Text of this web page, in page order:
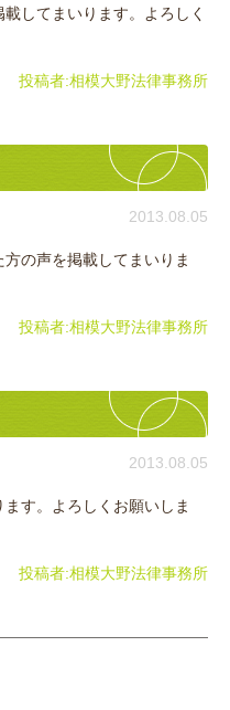
してまいります。よろしく
投稿者:相模大野法律事務所
2013.08.05
の声を掲載してまいりま
投稿者:相模大野法律事務所
2013.08.05
す。よろしくお願いしま
投稿者:相模大野法律事務所